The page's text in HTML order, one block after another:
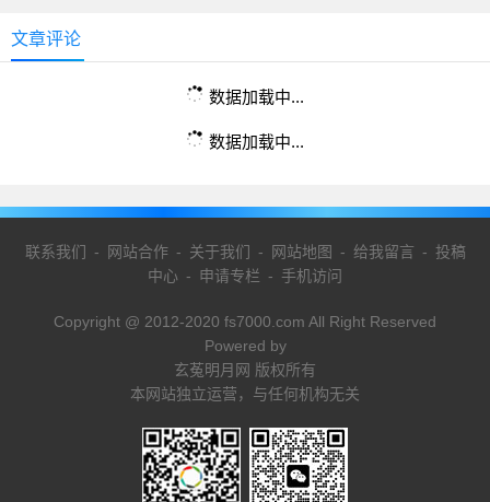
文章评论
数据加载中...
数据加载中...
联系我们 - 网站合作- 关于我们 - 网站地图 - 给我留言 - 投稿
中心 - 申请专栏 - 手机访问
Copyright @ 2012-2020 fs7000.com All Right Reserved
Powered by
玄菟明月网 版权所有
本网站独立运营，与任何机构无关